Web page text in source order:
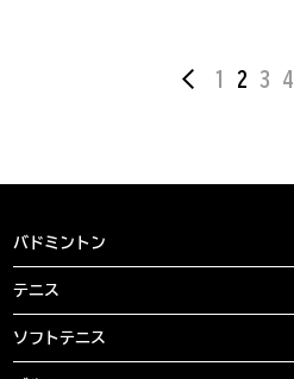
1 2 3 4
バドミントン
テニス
ソフトテニス